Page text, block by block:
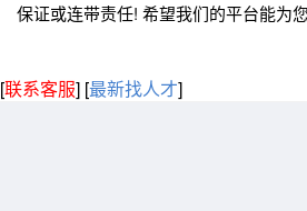
保证或连带责任! 希望我们的平台能为
[联系客服] [最新找人才]